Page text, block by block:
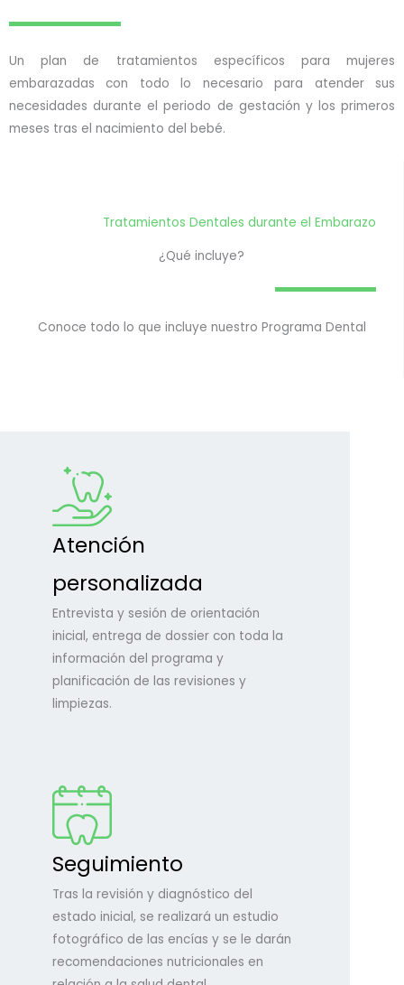
Un plan de tratamientos específicos para mujeres
embarazadas con todo lo necesario para atender sus
necesidades durante el periodo de gestación y los primeros
meses tras el nacimiento del bebé.
Tratamientos Dentales durante el Embarazo
¿Qué incluye?
Conoce todo lo que incluye nuestro Programa Dental
Atención
personalizada
Entrevista y sesión de orientación
inicial, entrega de dossier con toda la
información del programa y
planificación de las revisiones y
limpiezas.
Seguimiento
Tras la revisión y diagnóstico del
estado inicial, se realizará un estudio
fotográfico de las encías y se le darán
recomendaciones nutricionales en